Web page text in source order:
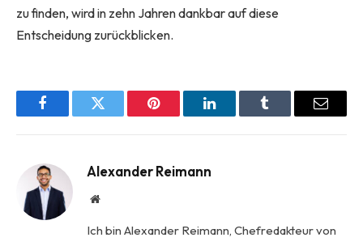
zu finden, wird in zehn Jahren dankbar auf diese
Entscheidung zurückblicken.
FacebookTwitter Pinterest LinkedInTumblr Email
Alexander Reimann
Website
Ich bin Alexander Reimann, Chefredakteur von